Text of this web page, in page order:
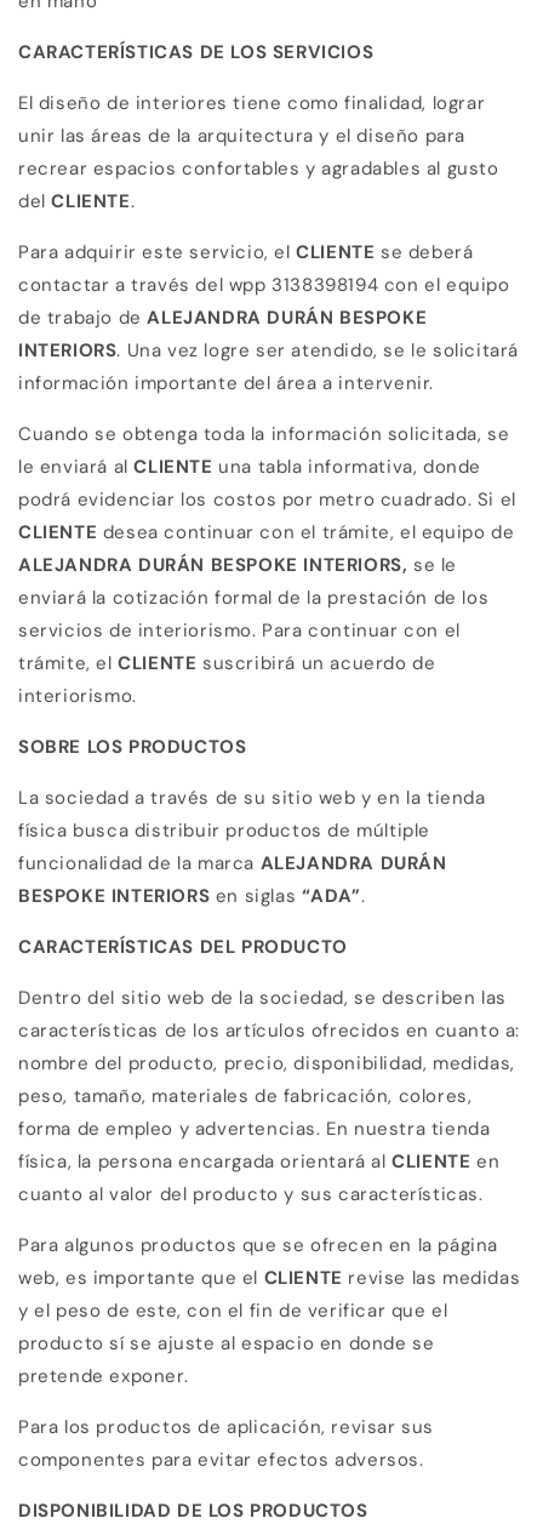
CARACTERÍSTICAS DE LOS SERVICIOS
El diseño de interiores tiene como finalidad, lograr
unir las áreas de la arquitectura y el diseño para
recrear espacios confortables y agradables al gusto
delCLIENTE.
Para adquirir este servicio, elCLIENTE se deberá
contactar a través del wpp 3138398194 con el equipo
de trabajo deALEJANDRA DURÁN BESPOKE
INTERIORS. Una vez logre ser atendido, se le solicitará
información importante del área a intervenir.
Cuando se obtenga toda la información solicitada, se
le enviará alCLIENTE una tabla informativa, donde
podrá evidenciar los costos por metro cuadrado. Si el
CLIENTE desea continuar con el trámite, el equipo de
ALEJANDRA DURÁN BESPOKE INTERIORS, se le
enviará la cotización formal de la prestación de los
servicios de interiorismo. Para continuar con el
trámite, elCLIENTE suscribirá un acuerdo de
interiorismo.
SOBRE LOS PRODUCTOS
La sociedad a través de su sitio web y en la tienda
física busca distribuir productos de múltiple
funcionalidad de la marca ALEJANDRA DURÁN
BESPOKE INTERIORS en siglas “ADA”.
CARACTERÍSTICAS DEL PRODUCTO
Dentro del sitio web de la sociedad, se describen las
características de los artículos ofrecidos en cuanto a:
nombre del producto, precio, disponibilidad, medidas,
peso, tamaño, materiales de fabricación, colores,
forma de empleo y advertencias. En nuestra tienda
física, la persona encargada orientará alCLIENTEen
cuanto al valor del producto y sus características.
Para algunos productos que se ofrecen en la página
web, es importante que el CLIENTE revise las medidas
y el peso de este, con el fin de verificar que el
producto sí se ajuste al espacio en donde se
pretende exponer.
Para los productos de aplicación, revisar sus
componentes para evitar efectos adversos.
DISPONIBILIDAD DE LOS PRODUCTOS